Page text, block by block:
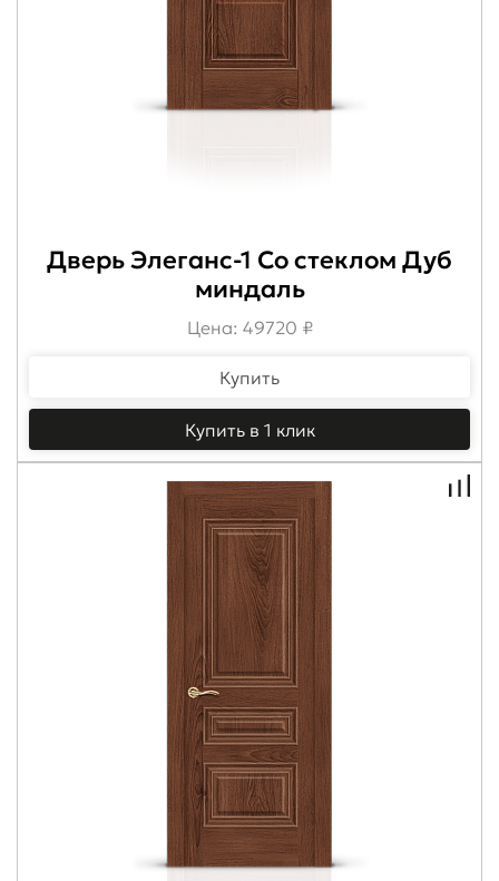
Дверь Элеганс-1 Со стеклом Дуб
миндаль
Цена: 49720 ₽
Купить
Купить в 1 клик